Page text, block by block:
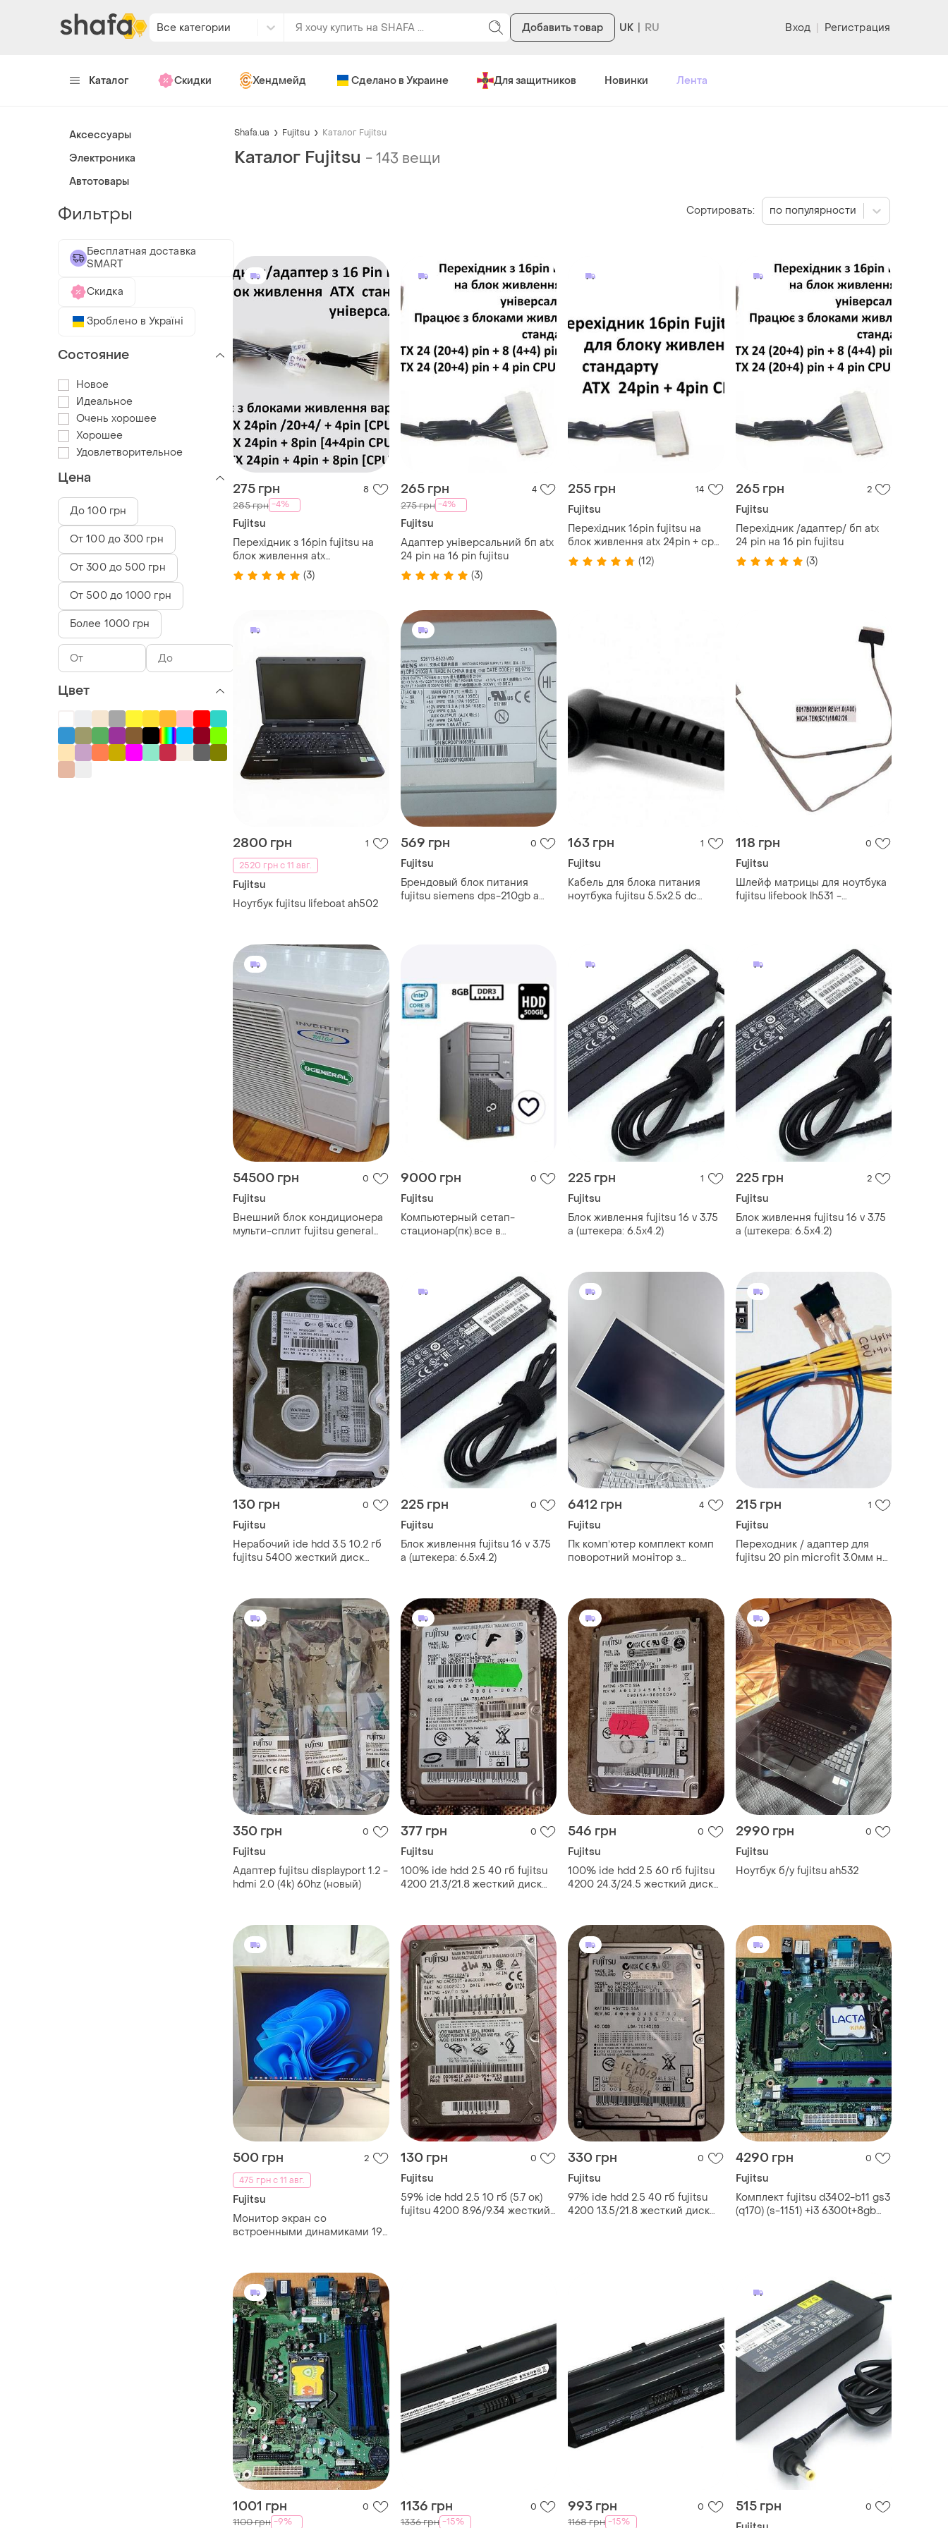
Все категории Добавить товар UK Вход | Регистрация
Каталог Скидки Хендмейд Сделано в Украине Для защитников Новинки Лента
Shafa.ua Fujitsu Каталог Fujitsu
Каталог Fujitsu -143 вещи
275 грн 8
285 грн -4%
Fujitsu
Перехідник з 16pin fujitsu на
блок живлення atx
універсальний(3)
265 грн 4
275 грн -4%
Fujitsu
Адаптер універсальний бп atx
24 pin на 16 pin fujitsu
(3)
255 грн 14
Fujitsu
Перехідник 16pin fujitsu на
блок живлення atx 24pin + cpu
4pin
(12)
265 грн 2
Fujitsu
Перехідник /адаптер/ бп atx
24 pin на 16 pin fujitsu
(3)
2800 грн
1
2520 грн с 11 авг.
Fujitsu
Ноутбук fujitsu lifeboat ah502
569 грн 0
Fujitsu
Брендовый блок питания
fujitsu siemens dps-210gb a
163 грн 1
Fujitsu
Кабель для блока питания
ноутбука fujitsu 5.5x2.5 dc
118 грн 0
Fujitsu
Шлейф матрицы для ноутбука
fujitsu lifebook lh531 -
54500 грн 0
Fujitsu
Внешний блок кондиционера
мульти-сплит fujitsu general
9000 грн 0
Fujitsu
Компьютерный сетап-
стационар(пк).все в
225 грн 1
Fujitsu
Блок живлення fujitsu 16 v 3.75
a (штекера: 6.5х4.2)
225 грн 2
Fujitsu
Блок живлення fujitsu 16 v 3.75
a (штекера: 6.5х4.2)
130 грн 0
Fujitsu
Нерабочий ide hdd 3.5 10.2 гб
fujitsu 5400 жесткий диск
225 грн 0
Fujitsu
Блок живлення fujitsu 16 v 3.75
a (штекера: 6.5х4.2)
6412 грн 4
Fujitsu
Пк компʼютер комплект комп
поворотний монітор з
215 грн 1
Fujitsu
Переходник / адаптер для
fujitsu 20 рin microfit 3.0мм на
350 грн 0
Fujitsu
Адаптер fujitsu displayport 1.2 -
hdmi 2.0 (4k) 60hz (новый)
377 грн 0
Fujitsu
100% ide hdd 2.5 40 гб fujitsu
4200 21.3/21.8 жесткий диск
546 грн 0
Fujitsu
100% ide hdd 2.5 60 гб fujitsu
4200 24.3/24.5 жесткий диск
2990 грн 0
Fujitsu
Ноутбук б/у fujitsu ah532
500 грн
2
475 грн с 11 авг.
Fujitsu
Монитор экран со
встроенными динамиками 19"
130 грн 0
Fujitsu
59% ide hdd 2.5 10 гб (5.7 ок)
fujitsu 4200 8.96/9.34 жесткий
330 грн 0
Fujitsu
97% ide hdd 2.5 40 гб fujitsu
4200 13.5/21.8 жесткий диск
4290 грн 0
Fujitsu
Комплект fujitsu d3402-b11 gs3
(q170) (s-1151) +i3 6300t+8gb
1001 грн 0
1100 грн -9%
1136 грн 0
1336 грн -15%
993 грн 0
1168 грн -15%
515 грн 0
Сортировать: по популярности
Аксессуары
Электроника
Автотовары
Фильтры
Бесплатная доставка
SMART
Скидка
Зроблено в Україні
Состояние
Новое
Идеальное
Очень хорошее
Хорошее
Удовлетворительное
Цена
До 100 грн
От 100 до 300 грн
От 300 до 500 грн
От 500 до 1000 грн
Более 1000 грн
Цвет